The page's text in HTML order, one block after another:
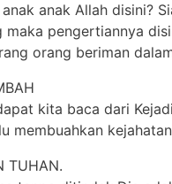
anak Allah disini?
maka pengertiannya
orang beriman
kita baca dari
membuahkan
TUHAN.